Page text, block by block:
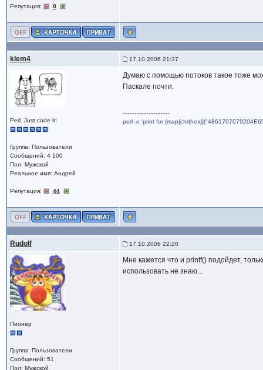
Репутация: 0
klem4 17.10.2006 21:37
Perl. Just code it!
Группа: Пользователи
Сообщений: 4 100
Пол: Мужской
Реальное имя: Андрей
Репутация: 44
Думаю с помощью потоков такое тоже
Паскале почти.
--------------------
perl -e 'print for
Rudolf 17.10.2006 22:20
Пионер
Группа: Пользователи
Сообщений: 51
Пол: Мужской
Мне кажется что и printf() подойдет,
использовать не знаю...